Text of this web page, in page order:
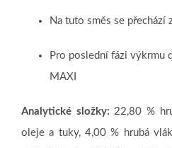
Na tuto směs se přechází
Pro poslední fázi výkrmu
MAXI
Analytické složky:22,80 %
oleje a tuky, 4,00 % hrubá